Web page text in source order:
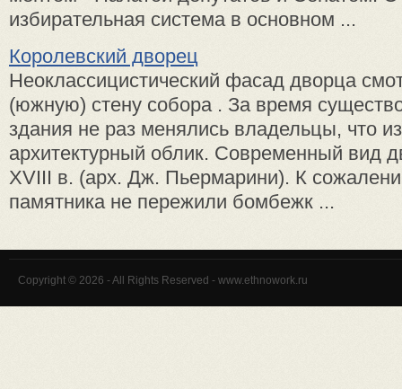
избирательная сис­тема в основном ...
Королевский дворец
Неоклассицистический фасад дворца
(юж­ную) стену собора . За время
здания не раз менялись владельцы, что
архитектурный облик. Совре­менный вид
XVIII в. (арх. Дж. Пьермарини). К
памятника не пережили бомбежк ...
Copyright © 2026 - All Rights Reserved - www.ethnowork.ru